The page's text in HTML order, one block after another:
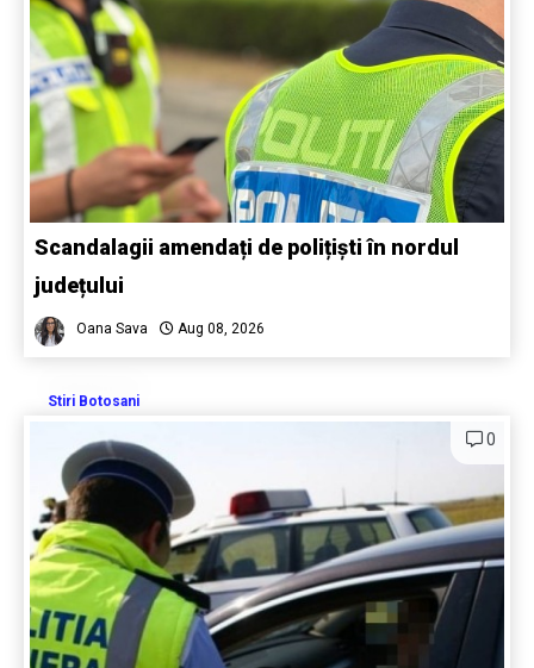
Scandalagii amendați de polițiști în nordul
județului
Oana Sava Aug 08, 2026
Stiri Botosani
0